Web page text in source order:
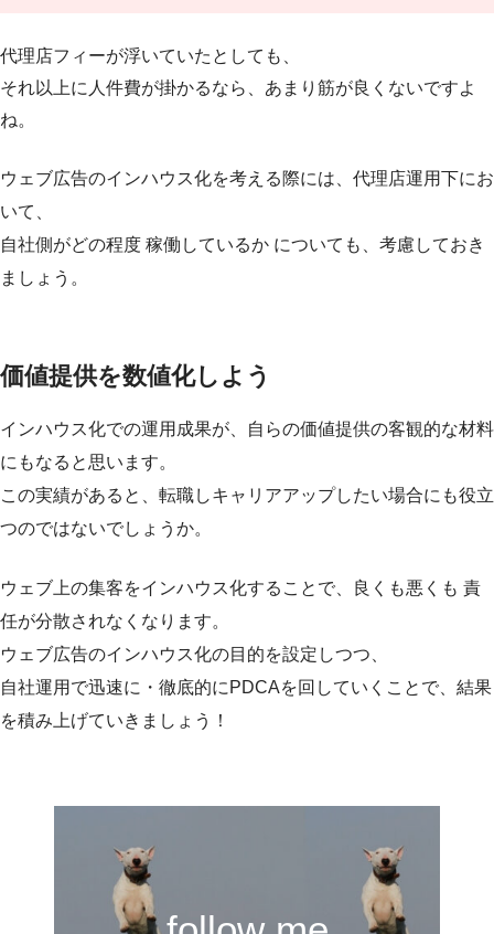
代理店フィーが浮いていたとしても、
それ以上に人件費が掛かるなら、あまり筋が良くないですよ
ね。
ウェブ広告のインハウス化を考える際には、代理店運用下にお
いて、
自社側がどの程度 稼働しているか についても、考慮しておき
ましょう。
価値提供を数値化しよう
インハウス化での運用成果が、自らの価値提供の客観的な材料
にもなると思います。
この実績があると、転職しキャリアアップしたい場合にも役立
つのではないでしょうか。
ウェブ上の集客をインハウス化することで、良くも悪くも 責
任が分散されなくなります。
ウェブ広告のインハウス化の目的を設定しつつ、
自社運用で迅速に・徹底的にPDCAを回していくことで、結果
を積み上げていきましょう！